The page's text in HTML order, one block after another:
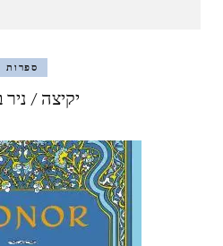
ספרות
יקיצה /